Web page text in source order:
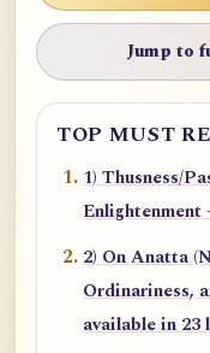
Jump to
TOP MUST
1) Thusness/
Enlightenment
2) On Anatta
Ordinariness,
available in 23